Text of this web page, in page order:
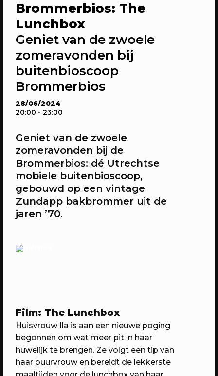
20/04/2023
Gesprekken: Onze stad, ons canvas
Over de verdiepende gesprekken op
Onze stad, ons canvas
20/04/2023
Workshops: Onze stad, ons canvas
Over de workshops tijdens Onze stad,
20/04/2023
28/06/2024
20:00 - 23:00
Brommerbios: The
Lunchbox
Geniet van de zwoele
zomeravonden bij
buitenbioscoop
Brommerbios
Geniet van de zwoele
zomeravonden bij de
Brommerbios: dé Utrechtse
mobiele buitenbioscoop,
gebouwd op een vintage
Zundapp bakbrommer uit de
jaren ’70.
Film: The Lunchbox
Huisvrouw Ila is aan een nieuwe poging
begonnen om wat meer pit in haar
huwelijk te brengen. Ze volgt een tip van
haar buurvrouw en bereidt de lekkerste